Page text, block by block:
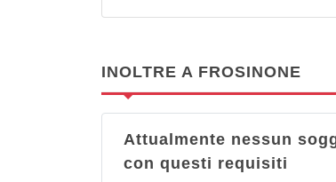
INOLTRE A FROSINONE
Attualmente nessun
con questi requisiti